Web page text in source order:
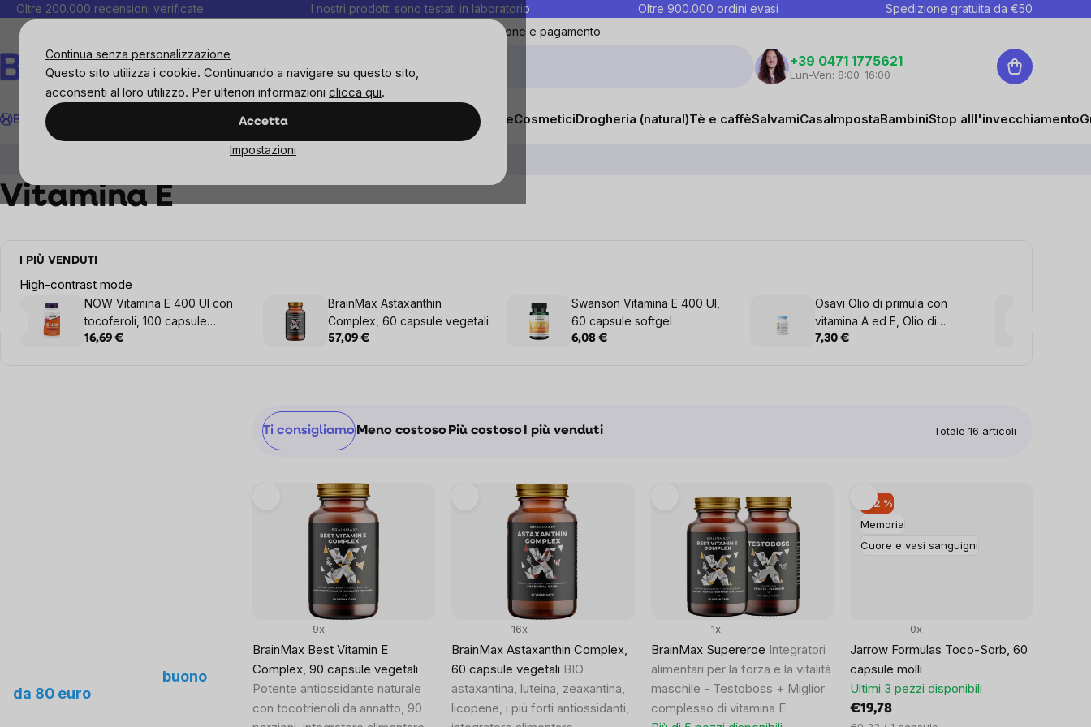
Continua senza personalizzazione
Questo sito utilizza i cookie. Continuando a navigare su questo sito,
acconsenti al loro utilizzo. Per ulteriori informazioni clicca qui.
Accetta
Impostazioni
Salta
contenuto
Oltre 200.000 recensioni verificate I nostri prodotti sono testati in laboratorio Oltre 900.000 ordini evasi Spedizione gratuita da €50
Spedizione e pagamento
Cerca
+39 0471 1775621
Lun-Ven: 8:00-16:00
Carrello
BrainMax AlimentiAlimentazione sana Integratori e vitamineCosmeticiDrogheria (natural)Tè e caffèSalvamiCasaImpostaBambiniStop alll'invecchiamento
Vitamine, antiossidanti
Vitamina E
I PIÙ VENDUTI
High-contrast mode
NOW Vitamina E 400 UI con
tocoferoli, 100 capsule
softgel
16,69 €
BrainMax Astaxanthin
Complex, 60 capsule vegetali
57,09 €
Swanson Vitamina E 400 UI,
60 capsule softgel
6,08 €
Osavi Olio di primula con
vitamina A ed E, Olio di
enotera con vitamine A ed E,
7,30 €
buono
da 80 euro
Ordinamento
prodotti
Ti consigliamo Meno costoso Più costoso I più venduti Totale 16 articoli
products
BrainMax Best Vitamin E
Complex, 90 capsule vegetali
Potente antiossidante naturale
con tocotrienoli da annatto, 90
9x
BrainMax Astaxanthin Complex,
60 capsule vegetali BIO
astaxantina, luteina, zeaxantina,
licopene, i più forti antiossidanti,
16x
BrainMax Supereroe Integratori
alimentari per la forza e la vitalità
maschile - Testoboss + Miglior
complesso di vitamina E
1x
Memoria
Cuore e vasi sanguigni
–22 %
Jarrow Formulas Toco-Sorb, 60
capsule molli
0x
Ultimi 3 pezzi disponibili
€19,78